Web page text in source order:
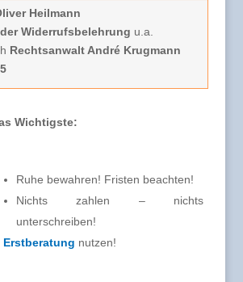
Heilmann
Widerrufsbelehrung u.a.
Rechtsanwalt André Krugmann
Wichtigste:
Ruhe bewahren! Fristen beachten!
Nichts zahlen – nichts
unterschreiben!
nutzen!